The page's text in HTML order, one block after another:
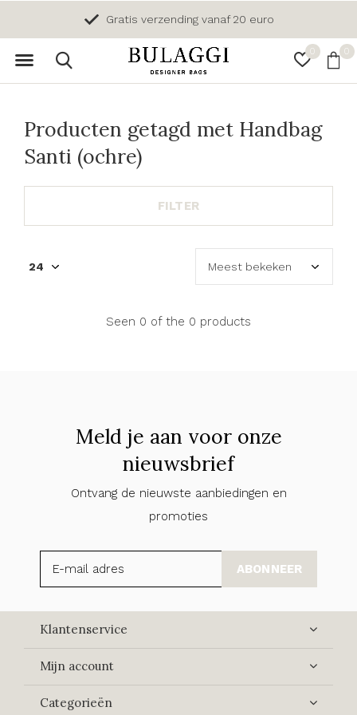
0 0
Gratis verzending vanaf 20 euro
Producten getagd met Handbag
Santi (ochre)
FILTER
Seen 0 of the 0 products
Meld je aan voor onze
nieuwsbrief
Ontvang de nieuwste aanbiedingen en
promoties
ABONNEER
Klantenservice
Mijn account
Categorieën